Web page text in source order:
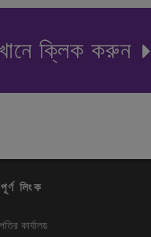
ক্লিক করুন
লিংক
কার্যালয়